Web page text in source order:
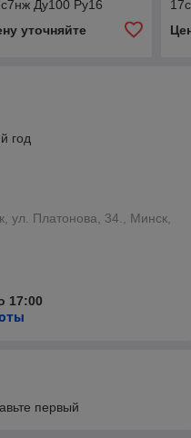
Ду100 Ру16
уточняйте
год
ул. Платонова, 34., Минск,
17:00
первый